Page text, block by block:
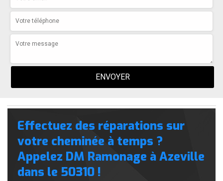
Effectuez des réparations sur
votre cheminée à temps ?
Appelez DM Ramonage à Azeville
dans le 50310 !